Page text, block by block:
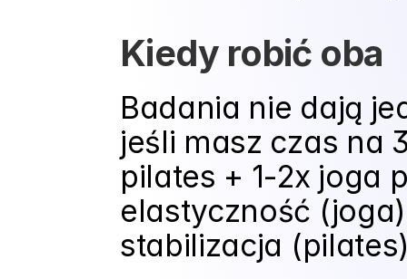
Kiedy robić oba
Badania nie dają
jeśli masz czas na
pilates + 1-2x joga
elastyczność
stabilizacja